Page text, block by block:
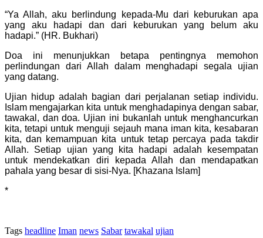
“Ya Allah, aku berlindung kepada-Mu dari keburukan apa
yang aku hadapi dan dari keburukan yang belum aku
hadapi.” (HR. Bukhari)
Doa ini menunjukkan betapa pentingnya memohon
perlindungan dari Allah dalam menghadapi segala ujian
yang datang.
Ujian hidup adalah bagian dari perjalanan setiap individu.
Islam mengajarkan kita untuk menghadapinya dengan sabar,
tawakal, dan doa. Ujian ini bukanlah untuk menghancurkan
kita, tetapi untuk menguji sejauh mana iman kita, kesabaran
kita, dan kemampuan kita untuk tetap percaya pada takdir
Allah. Setiap ujian yang kita hadapi adalah kesempatan
untuk mendekatkan diri kepada Allah dan mendapatkan
pahala yang besar di sisi-Nya. [Khazana Islam]
*
Tags headline Iman news Sabar tawakal ujian